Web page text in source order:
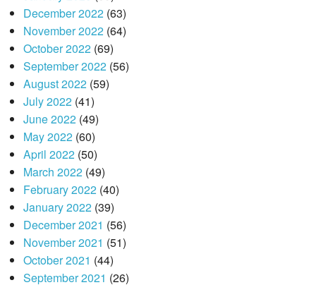
December 2022(63)
November 2022(64)
October 2022(69)
September 2022(56)
August 2022(59)
July 2022(41)
June 2022(49)
May 2022(60)
April 2022(50)
March 2022(49)
February 2022(40)
January 2022(39)
December 2021 (56)
November 2021 (51)
October 2021 (44)
September 2021 (26)